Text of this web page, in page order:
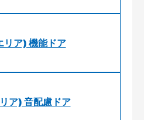
ア) 機能ドア
ア) 音配慮ドア